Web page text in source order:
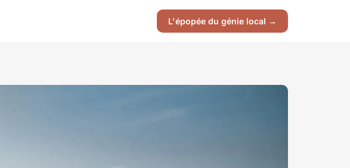
L'épopée du génie local →